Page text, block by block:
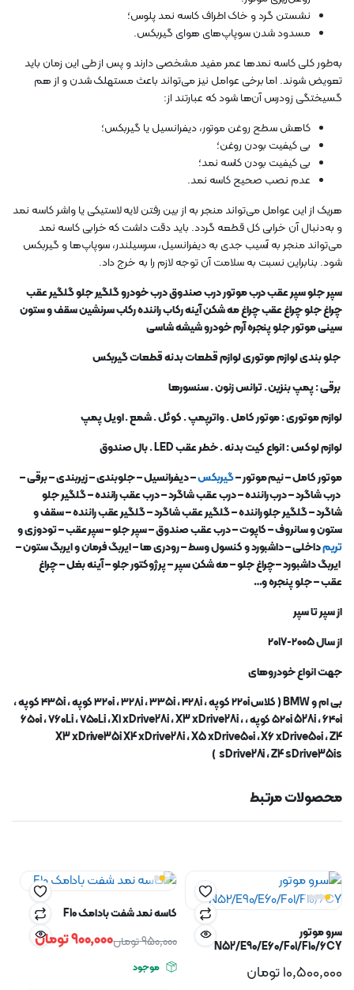
نشستن گرد و خاک اطراف کاسه نمد پلوس؛
مسدود شدن سوپاپ‌های هوای گیربکس.
به‌طور کلی کاسه نمد‌ها عمر مفید مشخصی دارند و پس از طی این زمان باید
تعویض شوند. اما برخی عوامل نیز می‌تواند باعث مستهلک شدن و از هم
گسیختگی زودرس آن‌ها شود که عبارتند از:
کاهش سطح روغن موتور، دیفرانسیل یا گیربکس؛
بی کیفیت بودن روغن؛
بی کیفیت بودن کاسه نمد؛
عدم نصب صحیح کاسه نمد.
هریک از این عوامل می‌تواند منجر به از بین رفتن لایه لاستیکی یا واشر کاسه نمد
و به‌دنبال آن خرابی کل قطعه گردد. باید دقت داشت که خرابی کاسه نمد
می‌تواند منجر به آسیب جدی به دیفرانسیل، سرسیلندر، سوپاپ‌ها و گیربکس
شود. بنابراین نسبت به سلامت آن توجه لازم را به خرج داد.
سپر جلو سپر عقب درب موتور درب صندوق درب خودرو گلگیر جلو گلگیر عقب
چراغ جلو چراغ عقب چراغ مه شکن آینه رکاب راننده رکاب سرنشین سقف و ستون
سینی موتور جلو پنجره آرم خودرو شیشه شاسی
جلو بندی لوازم موتوری لوازم قطعات بدنه قطعات گیربکس
برقی : پمپ بنزین . ترانس زنون . سنسورها
لوازم موتوری : موتور کامل . واترپمپ . کوئل . شمع . اویل پمپ
لوازم لوکس : انواع کیت بدنه . خطر عقبLED .
بال صندوق
موتور کامل–نیم موتور–گیربکس–دیفرانسیل–جلوبندی–زیربندی–برقی–
درب شاگرد–درب راننده–درب عقب شاگرد–درب عقب راننده–گلگیر جلو
شاگرد–گلگیر جلو راننده–گلگیر عقب شاگرد–گلگیر عقب راننده–سقف و
ستون و سانروف–کاپوت–درب عقب صندوق–سپر جلو–سپر عقب–تودوزی و
تریمداخلی–داشبورد و کنسول وسط–رودری ها–ایربگ فرمان و ایربگ ستون–
ایربگ داشبورد–چراغ جلو–مه شکن سپر–پرژوکتور جلو–آینه بغل–چراغ
عقب–جلو پنجره و…
از سپر تا سپر
از سال ۲۰۰۵-۲۰۱۷
جهت انواع خودروهای
بی ام وBMW ( کلاس ۲۲۰i کوپه ، ۳۲۰ i، ۳۲۸i، ۳۳۵i، ۴۲۸i کوپه ، ۴۳۵i
کوپه ،
۵۲۰i 528i، ۶۴۰i کوپه ، ۶۵۰ i، ۷۶۰Li، ۷۵۰Li،X1 xDrive28i،X3 xDrive28i،
X3 xDrive35i X4 xDrive28i،X5 xDrive50i،X6 xDrive50i،Z4
sDrive28i،Z4 sDrive35is)
محصولات مرتبط
سرو موتور
N52/E90/E60/F01/F10/6CY
10,500,000تومان
کاسه نمد شفت بادامک F10
950,000تومان900,000تومان
موجود